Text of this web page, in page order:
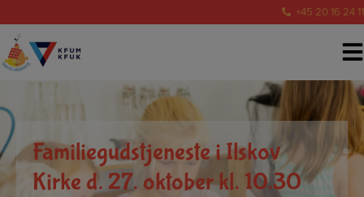
indholdet
+45 20 16 24 11
Familiegudstjeneste i Ilskov
Kirke d. 27. oktober kl. 10.30